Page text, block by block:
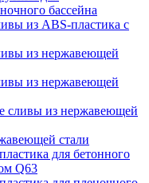
бассейна
из ABS-пластика с
из нержавеющей
из нержавеющей
сливы из нержавеющей
стали
для бетонного
Q63